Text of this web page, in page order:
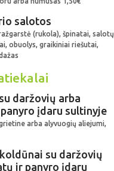
salotos
(rukola), špinatai, salotų
obuolys, graikiniai riešutai,
daržovių arba
įdaru sultinyje
arba alyvuogių aliejumi,
su daržovių
ir panyro įdaru